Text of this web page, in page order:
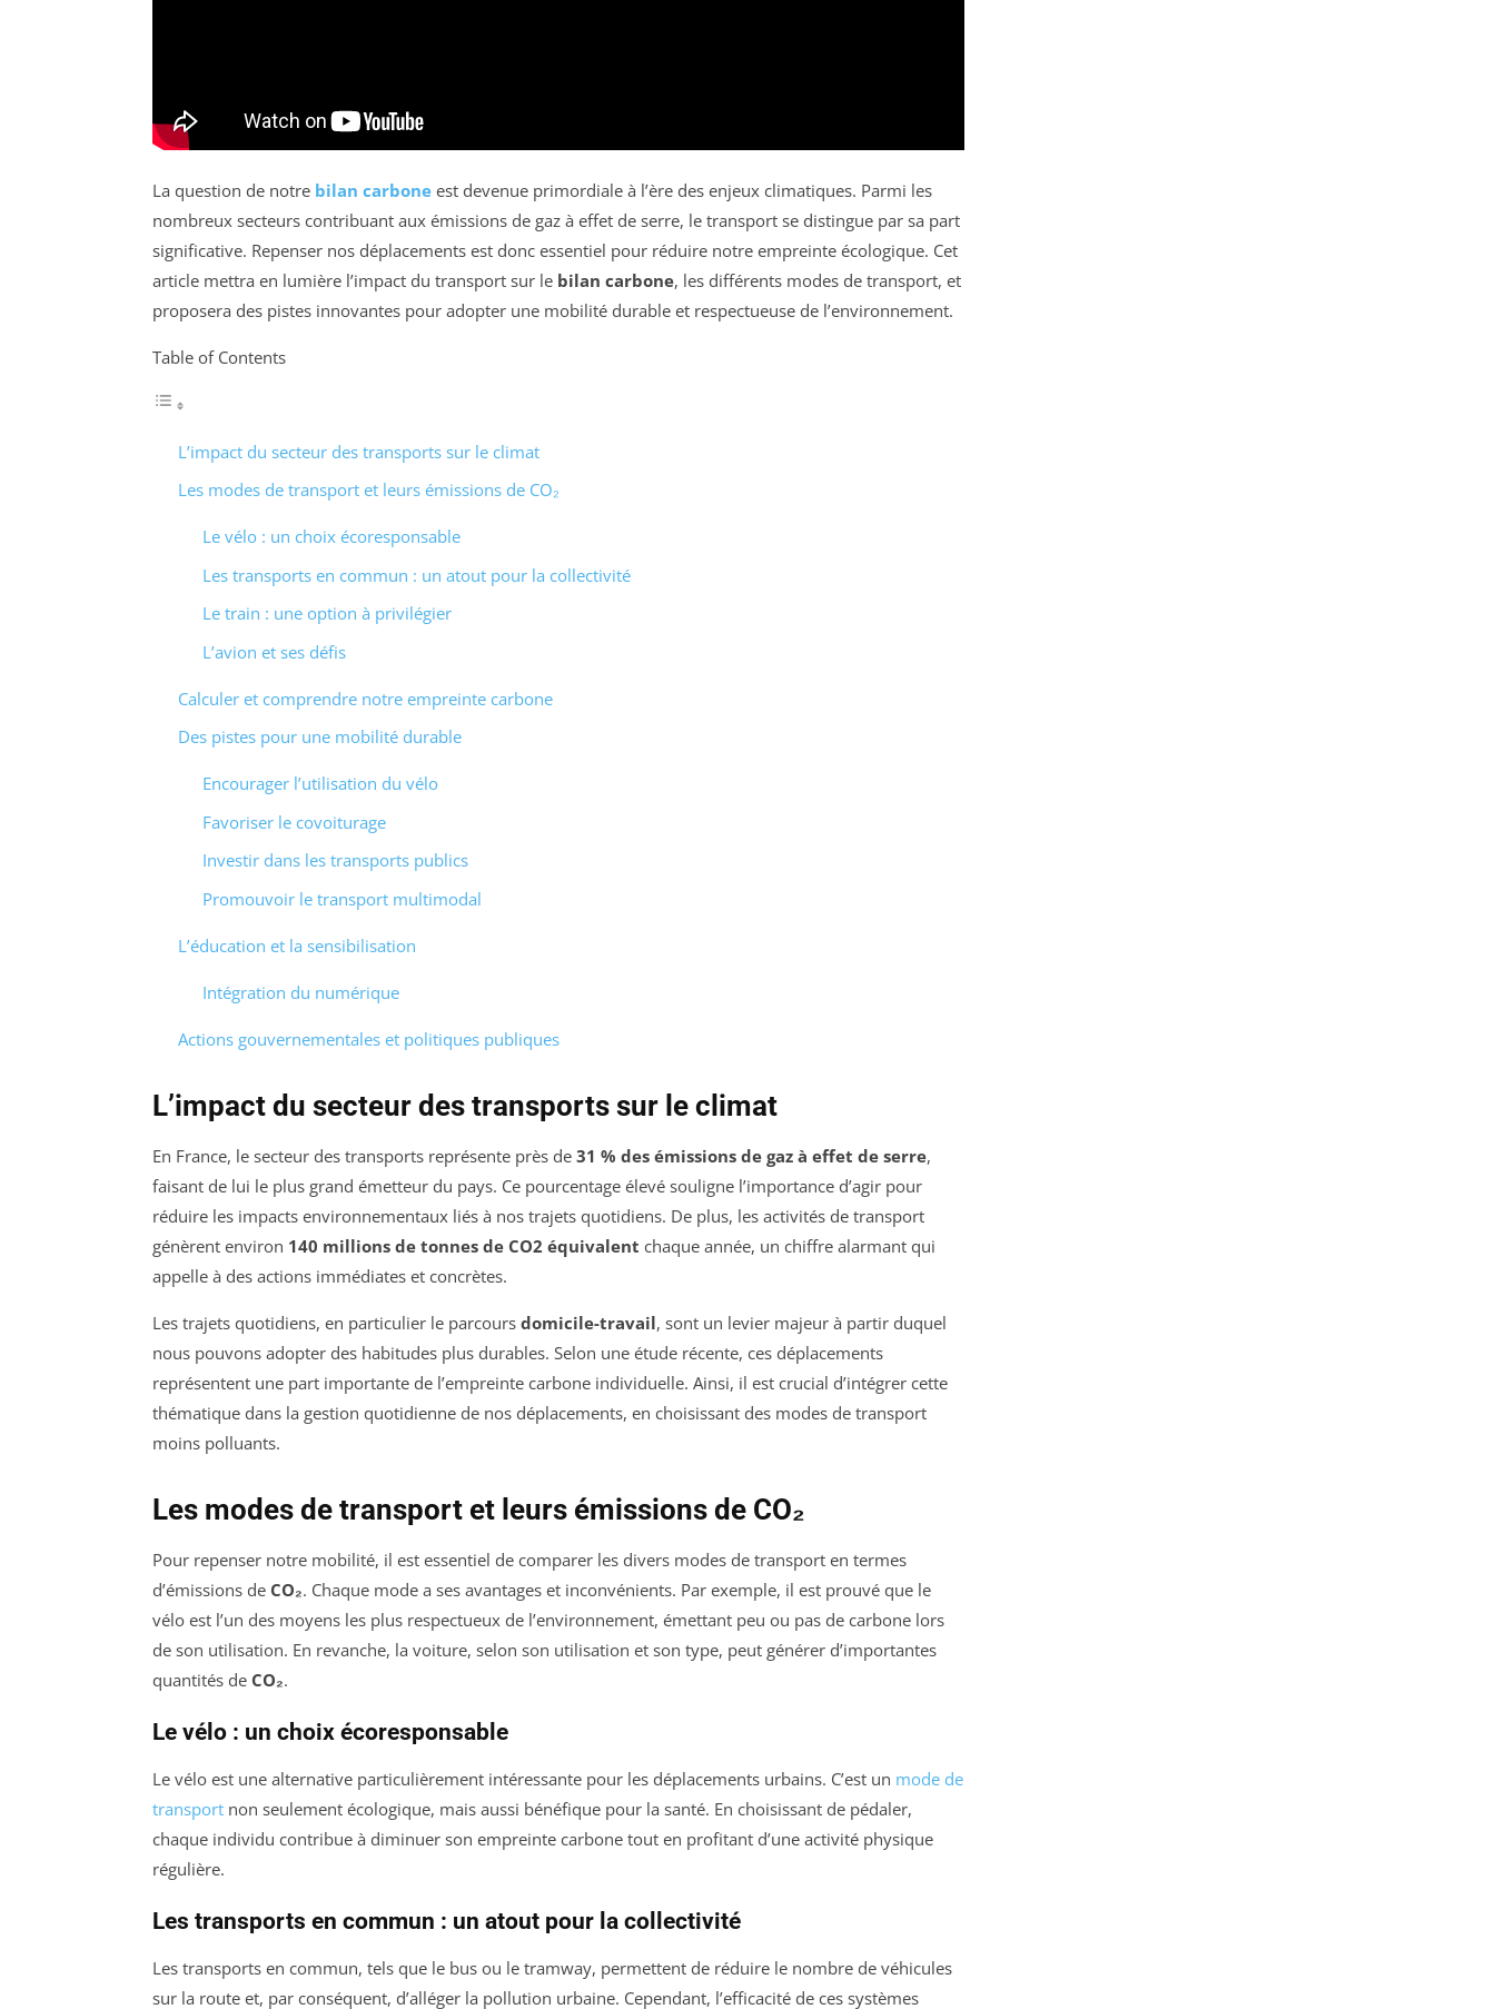
La question de notre bilan carbone est devenue primordiale à l’ère des enjeux climatiques. Parmi les
nombreux secteurs contribuant aux émissions de gaz à effet de serre, le transport se distingue par sa part
significative. Repenser nos déplacements est donc essentiel pour réduire notre empreinte écologique. Cet
article mettra en lumière l’impact du transport sur le bilan carbone, les différents modes de transport, et
proposera des pistes innovantes pour adopter une mobilité durable et respectueuse de l’environnement.
Table of Contents
L’impact du secteur des transports sur le climat
Les modes de transport et leurs émissions de CO₂
Le vélo : un choix écoresponsable
Les transports en commun : un atout pour la collectivité
Le train : une option à privilégier
L’avion et ses défis
Calculer et comprendre notre empreinte carbone
Des pistes pour une mobilité durable
Encourager l’utilisation du vélo
Favoriser le covoiturage
Investir dans les transports publics
Promouvoir le transport multimodal
L’éducation et la sensibilisation
Intégration du numérique
Actions gouvernementales et politiques publiques
L’impact du secteur des transports sur le climat
En France, le secteur des transports représente près de 31 % des émissions de gaz à effet de serre,
faisant de lui le plus grand émetteur du pays. Ce pourcentage élevé souligne l’importance d’agir pour
réduire les impacts environnementaux liés à nos trajets quotidiens. De plus, les activités de transport
génèrent environ 140 millions de tonnes de CO2 équivalent chaque année, un chiffre alarmant qui
appelle à des actions immédiates et concrètes.
Les trajets quotidiens, en particulier le parcours domicile-travail, sont un levier majeur à partir duquel
nous pouvons adopter des habitudes plus durables. Selon une étude récente, ces déplacements
représentent une part importante de l’empreinte carbone individuelle. Ainsi, il est crucial d’intégrer cette
thématique dans la gestion quotidienne de nos déplacements, en choisissant des modes de transport
moins polluants.
Les modes de transport et leurs émissions de CO₂
Pour repenser notre mobilité, il est essentiel de comparer les divers modes de transport en termes
d’émissions de CO₂. Chaque mode a ses avantages et inconvénients. Par exemple, il est prouvé que le
vélo est l’un des moyens les plus respectueux de l’environnement, émettant peu ou pas de carbone lors
de son utilisation. En revanche, la voiture, selon son utilisation et son type, peut générer d’importantes
quantités de CO₂.
Le vélo : un choix écoresponsable
Le vélo est une alternative particulièrement intéressante pour les déplacements urbains. C’est un mode de
transport non seulement écologique, mais aussi bénéfique pour la santé. En choisissant de pédaler,
chaque individu contribue à diminuer son empreinte carbone tout en profitant d’une activité physique
régulière.
Les transports en commun : un atout pour la collectivité
Les transports en commun, tels que le bus ou le tramway, permettent de réduire le nombre de véhicules
sur la route et, par conséquent, d’alléger la pollution urbaine. Cependant, l’efficacité de ces systèmes